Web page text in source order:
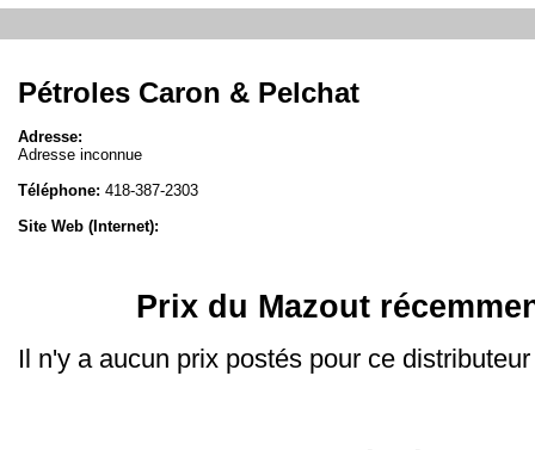
Pétroles Caron & Pelchat
Adresse:
Adresse inconnue
Téléphone: 418-387-2303
Site Web (Internet):
Prix du Mazout
Il n'y a aucun prix postés pour ce distributeur